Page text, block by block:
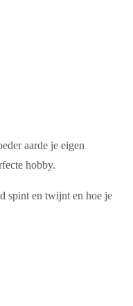
aarde je eigen
hobby.
spint en twijnt en hoe je